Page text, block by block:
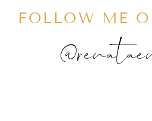
FOLLOW ME